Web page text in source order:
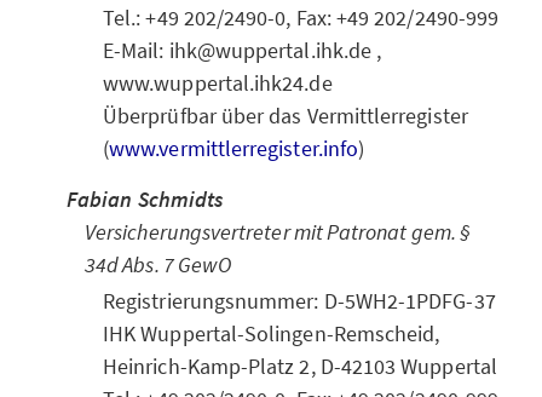
Tel.: +49 202/2490-0, Fax: +49 202/2490-999
E-Mail: ihk@wuppertal.ihk.de ,
www.wuppertal.ihk24.de
Überprüfbar über das Vermittlerregister
(www.vermittlerregister.info)
Fabian Schmidts
Versicherungsvertreter mit Patronat gem. §
34d Abs. 7 GewO
Registrierungsnummer: D-5WH2-1PDFG-37
IHK Wuppertal-Solingen-Remscheid,
Heinrich-Kamp-Platz 2, D-42103 Wuppertal